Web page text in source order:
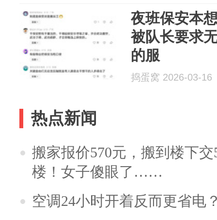
夜班保安本
被队长要求
的服
捣蛋窝 2026-03-16
热点新闻
搬家报价570元，搬到楼下
楼！女子傻眼了……
空调24小时开着反而更省电